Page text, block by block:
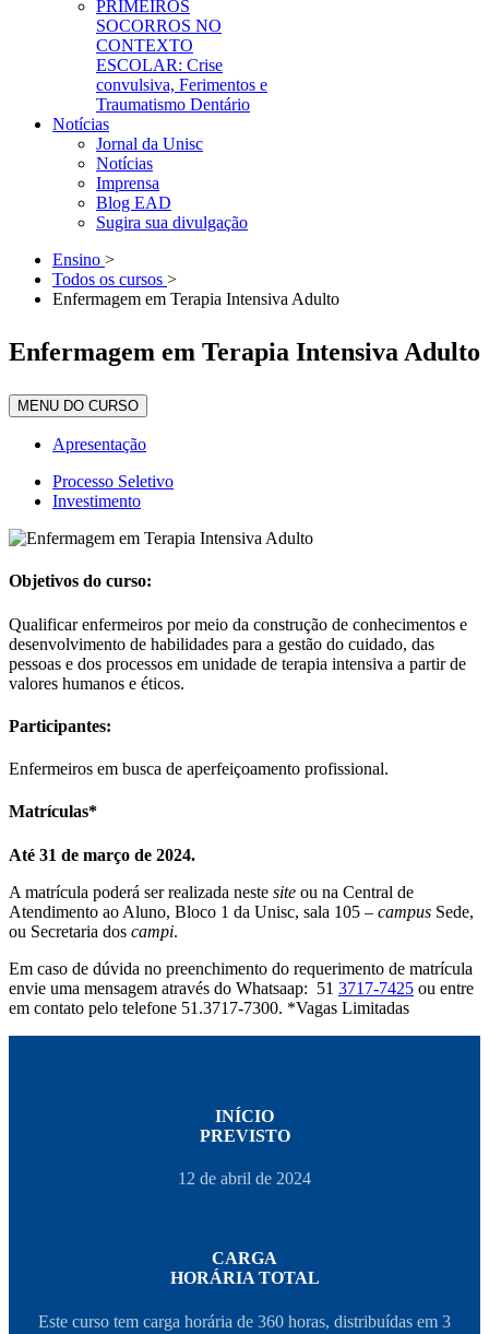
PRIMEIROS
SOCORROS NO
CONTEXTO
ESCOLAR: Crise
convulsiva, Ferimentos e
Traumatismo Dentário
Notícias
Jornal da Unisc
Notícias
Imprensa
Blog EAD
Sugira sua divulgação
Ensino >
Todos os cursos >
Enfermagem em Terapia Intensiva Adulto
Enfermagem em Terapia Intensiva Adulto
MENU DO CURSO
Apresentação
Processo Seletivo
Investimento
Objetivos do curso:
Qualificar enfermeiros por meio da construção de conhecimentos e
desenvolvimento de habilidades para a gestão do cuidado, das
pessoas e dos processos em unidade de terapia intensiva a partir de
valores humanos e éticos.
Participantes:
Enfermeiros em busca de aperfeiçoamento profissional.
Matrículas*
Até 31 de março de 2024.
A matrícula poderá ser realizada neste site ou na Central de
Atendimento ao Aluno, Bloco 1 da Unisc, sala 105 – campus Sede,
ou Secretaria dos campi.
Em caso de dúvida no preenchimento do requerimento de matrícula
envie uma mensagem através do Whatsaap: 51 3717-7425 ou entre
em contato pelo telefone 51.3717-7300. *Vagas Limitadas
INÍCIO
PREVISTO
12 de abril de 2024
CARGA
HORÁRIA TOTAL
Este curso tem carga horária de 360 horas, distribuídas em 3